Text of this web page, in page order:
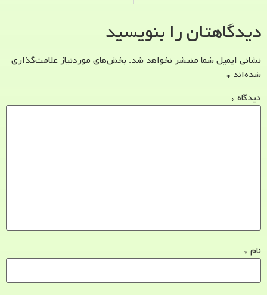
دیدگاهتان را بنویسید
نشانی ایمیل شما منتشر نخواهد شد. بخش‌های موردنیاز علامت‌گذاری
شده‌اند *
دیدگاه *
نام *